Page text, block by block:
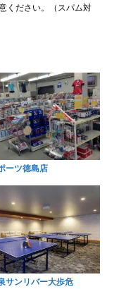
ください。（スパム対
ーツ徳島店
サンリバー大歩危